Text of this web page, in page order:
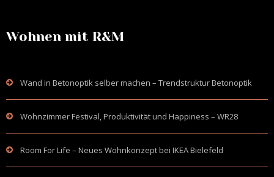
Wohnen mit R&M
Wand in Betonoptik selber machen – Trendstruktur Betonoptik
Wohnzimmer Festival, Produktivität und Happiness – WR28
Room For Life – Neues Wohnkonzept bei IKEA Bielefeld